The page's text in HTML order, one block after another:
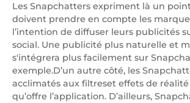
Les Snapchatters expriment là un
doivent prendre en compte les
l’intention de diffuser leurs publicités
social. Une publicité plus naturelle et
s'intégrera plus facilement sur
exemple.D’un autre côté, les
acclimatés aux filtreset effets de
qu’offre l’application. D’ailleurs,